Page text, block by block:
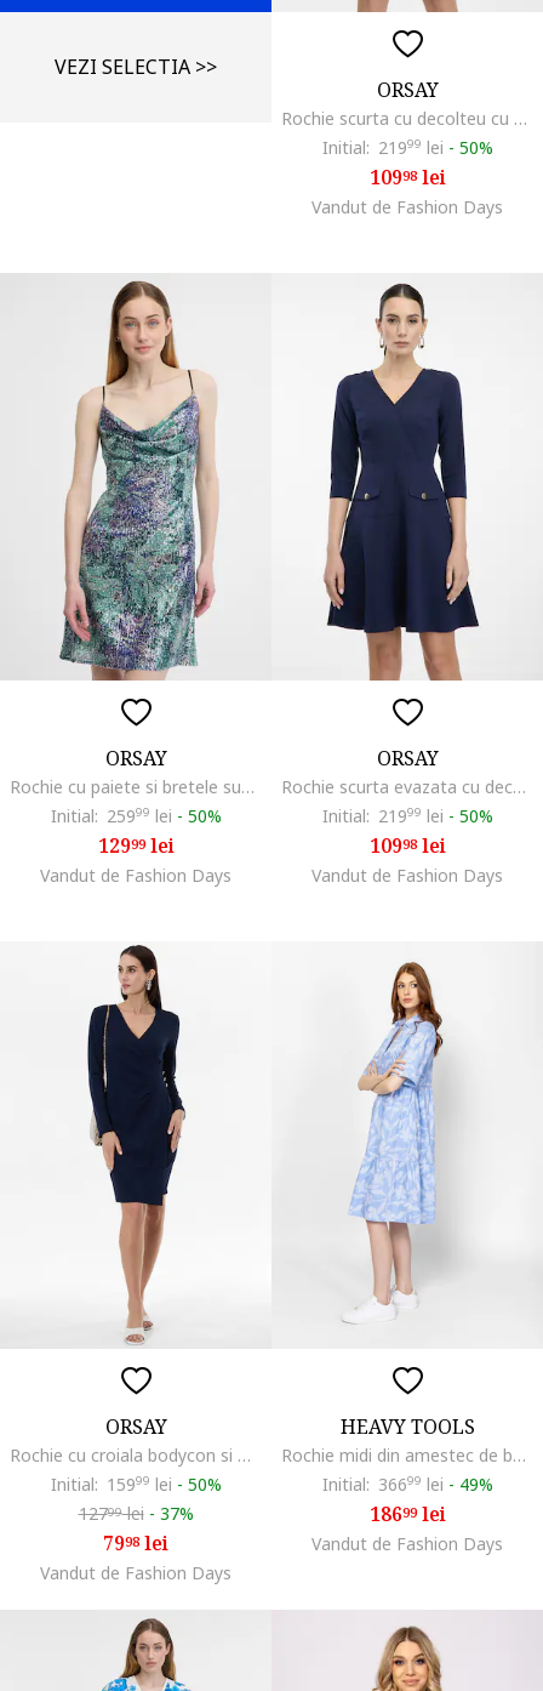
VEZI SELECTIA >>
ORSAY
Rochie scurta cu decolteu cu strasuri, Bleumarin
Initial: 21999 lei - 50%
10998lei
Vandut de Fashion Days
ORSAY
Rochie cu paiete si bretele subtiri, Verde/Bleumarin
Initial: 25999 lei - 50%
12999lei
Vandut de Fashion Days
ORSAY
Rochie scurta evazata cu decolteu in V, Bleumarin
Initial: 21999 lei - 50%
10998lei
Vandut de Fashion Days
ORSAY
Rochie cu croiala bodycon si model petrecut, Bleumarin
Initial: 15999 lei - 50%
12799lei - 37%
7998 lei
Vandut de Fashion Days
HEAVY TOOLS
Rochie midi din amestec de bumbac cu buzunare laterale Vomara, Alb/Albastru deschis
Initial: 36699 lei - 49%
18699lei
Vandut de Fashion Days